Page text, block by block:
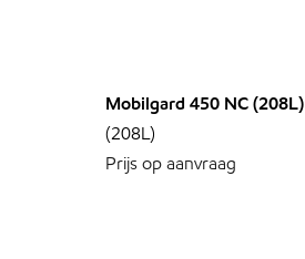
Mobilgard 450 NC (208L)
(208L)
Prijs op aanvraag